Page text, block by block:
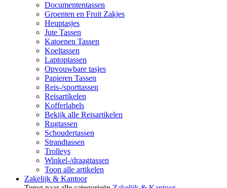
Documententassen
Groenten en Fruit Zakjes
Heuptasjes
Jute Tassen
Katoenen Tassen
Koeltassen
Laptoptassen
Opvouwbare tasjes
Papieren Tassen
Reis-/sporttassen
Reisartikelen
Kofferlabels
Bekijk alle Reisartikelen
Rugtassen
Schoudertassen
Strandtassen
Trolleys
Winkel-/draagtassen
Toon alle artikelen
Zakelijk & Kantoor